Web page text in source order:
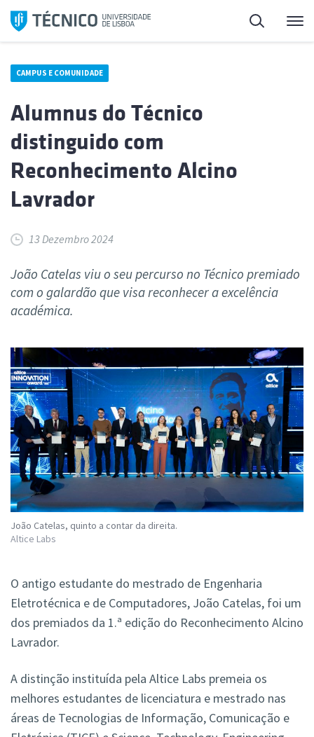
Saltar
para
Pesquisa
CAMPUS E COMUNIDADE
Alumnus do Técnico
distinguido com
Reconhecimento Alcino
Lavrador
13 Dezembro 2024
João Catelas viu o seu percurso no Técnico premiado
com o galardão que visa reconhecer a excelência
académica.
João Catelas, quinto a contar da direita.
Altice Labs
O antigo estudante do mestrado de Engenharia
Eletrotécnica e de Computadores, João Catelas, foi um
dos premiados da 1.ª edição do Reconhecimento Alcino
Lavrador.
A distinção instituída pela Altice Labs premeia os
melhores estudantes de licenciatura e mestrado nas
áreas de Tecnologias de Informação, Comunicação e